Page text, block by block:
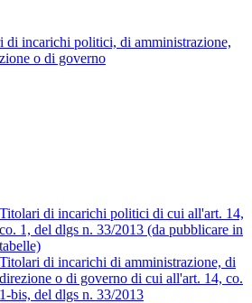
di incarichi politici, di amministrazione,
o di governo
Titolari di incarichi politici di cui all'art. 14,
co. 1, del dlgs n. 33/2013 (da pubblicare in
tabelle)
Titolari di incarichi di amministrazione, di
direzione o di governo di cui all'art. 14, co.
1-bis, del dlgs n. 33/2013